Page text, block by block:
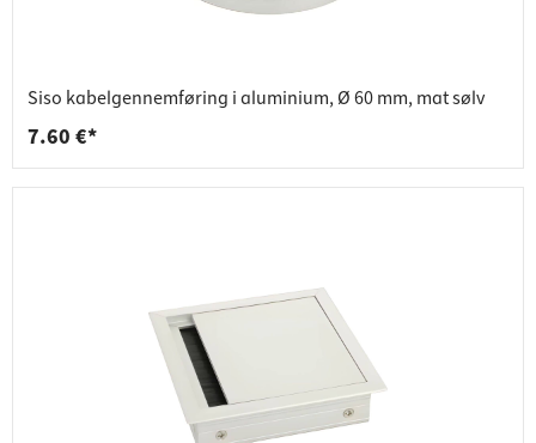
Siso kabelgennemføring i aluminium, Ø 60 mm, mat sølv
7.60 €*